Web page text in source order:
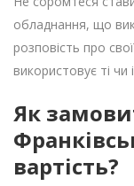
обладнання, що
розповість про
використовує ті чи
Як
вартість?